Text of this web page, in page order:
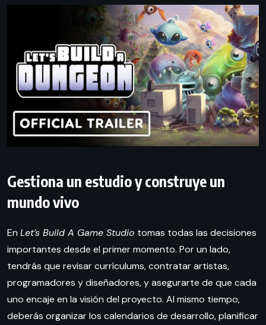
Gestiona un estudio y construye un
mundo vivo
En Let’s Build A Game Studio tomas todas las decisiones
importantes desde el primer momento. Por un lado,
tendrás que revisar currículums, contratar artistas,
programadores y diseñadores, y asegurarte de que cada
uno encaje en la visión del proyecto. Al mismo tiempo,
deberás organizar los calendarios de desarrollo, planificar